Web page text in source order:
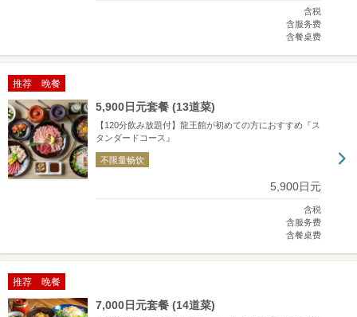
含税
含服务费
含餐桌费
推荐 晚餐
5,900日元套餐 (13道菜)
【120分飲み放題付】龍王館が初めての方におすすめ『ス
タンダードコース』
不限量畅饮
5,900日元
含税
含服务费
含餐桌费
推荐 晚餐
7,000日元套餐 (14道菜)